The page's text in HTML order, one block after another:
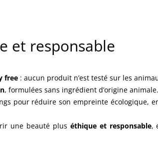
et responsable
free : aucun produit n’est testé sur les
, formulées sans ingrédient d’origine animale.
pour réduire son empreinte écologique,
une beauté plus éthique et responsable,